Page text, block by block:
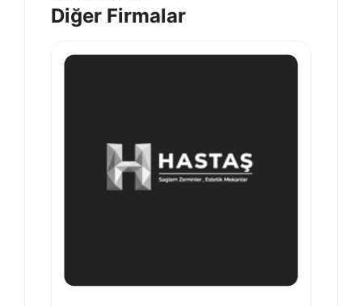
Diğer Firmalar